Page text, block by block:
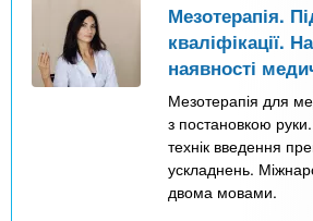
Мезотерапія.
кваліфікації.
наявності
Мезотерапія для
з постановкою
технік введення
ускладнень.
двома мовами.